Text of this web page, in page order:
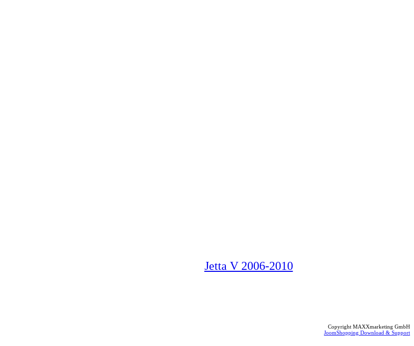
Jetta V 2006-2010
Copyright MAXXmarketing GmbH
JoomShopping Download & Support